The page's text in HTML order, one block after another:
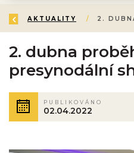
ZPĚT
ÚVOD
AKTUALITY /
2. dubna
presynodální
PUBLIKOVÁNO
02.04.2022